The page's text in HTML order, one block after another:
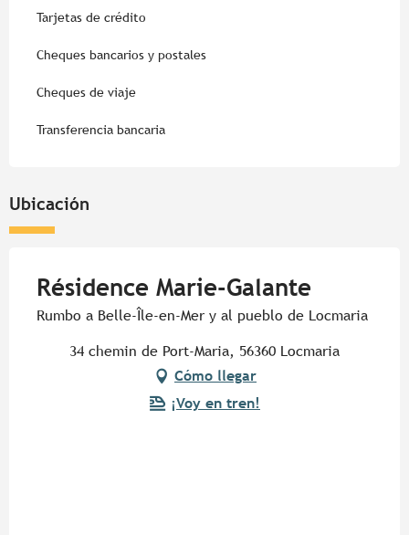
Tarjetas de crédito
Cheques bancarios y postales
Cheques de viaje
Transferencia bancaria
Ubicación
Résidence Marie-Galante
Rumbo a Belle-Île-en-Mer y al pueblo de Locmaria
34 chemin de Port-Maria, 56360 Locmaria
Cómo llegar
¡Voy en tren!